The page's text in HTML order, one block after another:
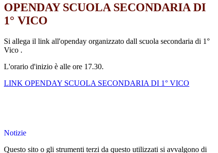
OPENDAY SCUOLA SECONDARIA DI
1° VICO
Si allega il link all'openday organizzato dall scuola secondaria di 1°
Vico .
L'orario d'inizio è alle ore 17.30.
LINK OPENDAY SCUOLA SECONDARIA DI 1° VICO
Notizie
Questo sito o gli strumenti terzi da questo utilizzati si avvalgono di